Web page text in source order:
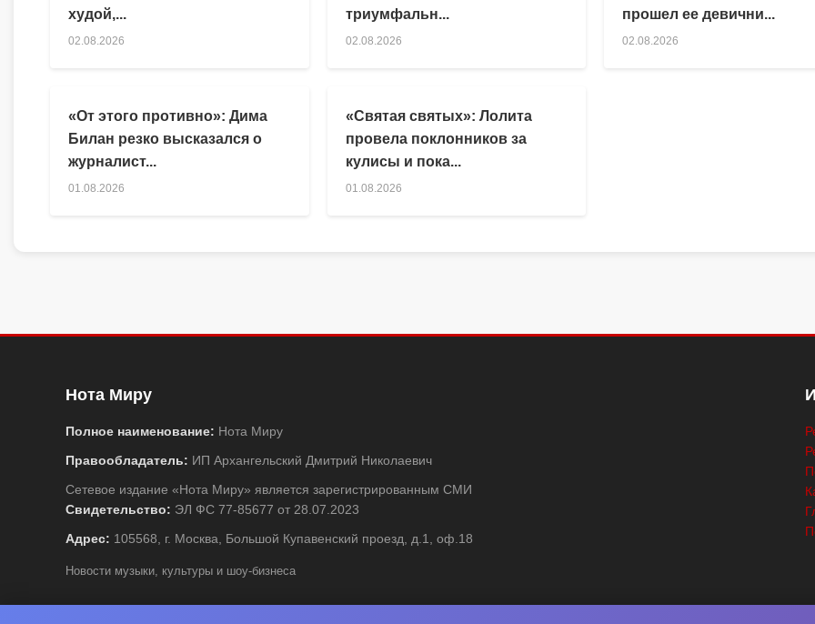
худой,...
02.08.2026
триумфальн...
02.08.2026
прошел ее девични...
02.08.2026
«От этого противно»: Дима
Билан резко высказался о
журналист...
01.08.2026
«Святая святых»: Лолита
провела поклонников за
кулисы и пока...
01.08.2026
Нота Миру
Полное наименование: Нота Миру
Правообладатель: ИП Архангельский Дмитрий Николаевич
Сетевое издание «Нота Миру» является зарегистрированным СМИ
Свидетельство: ЭЛ ФС 77-85677 от 28.07.2023
Адрес: 105568, г. Москва, Большой Купавенский проезд, д.1, оф.18
Новости музыки, культуры и шоу-бизнеса